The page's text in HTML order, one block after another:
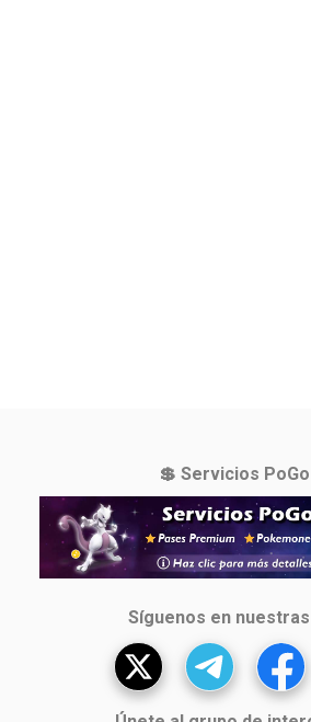
💲 Servicios
Síguenos en